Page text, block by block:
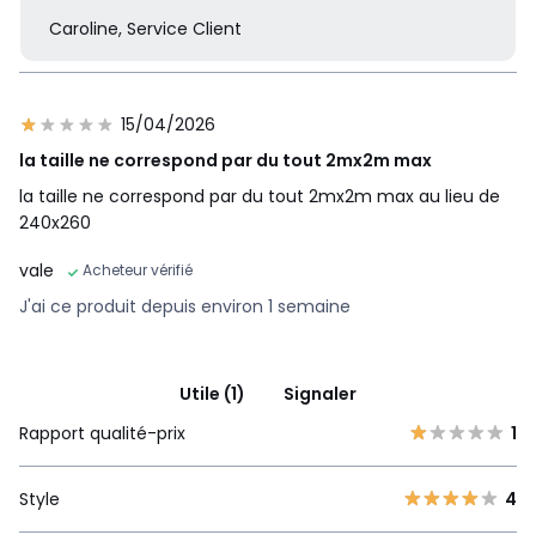
Caroline, Service Client
15/04/2026
la taille ne correspond par du tout 2mx2m max
la taille ne correspond par du tout 2mx2m max au lieu de
240x260
vale
Acheteur vérifié
J'ai ce produit depuis environ 1 semaine
Utile (1)
Signaler
Rapport qualité-prix
1
Style 4